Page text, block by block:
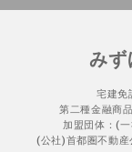
み
宅建免
第二種金融商
加盟団体：(
(公社)首都圏不動